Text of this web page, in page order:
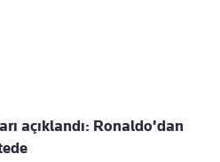
açıklandı: Ronaldo'dan